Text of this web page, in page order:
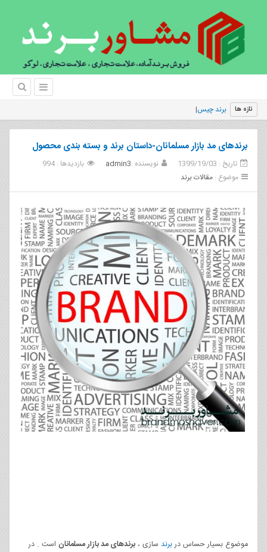
تازه ها برند چیست؟عناصر اصلی برند
برندهای مد بازار مسلمانان-داستان برند و بسته بندی محصول
تاریخ : 1399/19/03 نویسنده :admin3
بازدیدها : 994
موضوع : مقالات برند
موضوع بسیار حساس دربرند سازی ، برندهای مد بازار مسلمانان است . در